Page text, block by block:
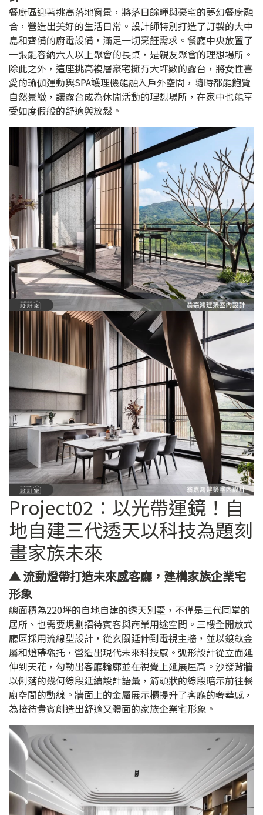
餐廚區迎著挑高落地窗景，將落日餘暉與豪宅的夢幻餐廚融
合，營造出美好的生活日常。設計師特別打造了訂製的大中
島和齊備的廚電設備，滿足一切烹飪需求。餐廳中央放置了
一張能容納六人以上聚會的長桌，是親友聚會的理想場所。
除此之外，這座挑高複層豪宅擁有大坪數的露台，將女性喜
愛的瑜伽運動與SPA護理機能融入戶外空間，隨時都能飽覽
自然景緻，讓露台成為休閒活動的理想場所，在家中也能享
受如度假般的舒適與放鬆。
Project02：以光帶運鏡！自
地自建三代透天以科技為題刻
畫家族未來
▲ 流動燈帶打造未來感客廳，建構家族企業宅
形象
總面積為220坪的自地自建的透天別墅，不僅是三代同堂的
居所、也需要規劃招待賓客與商業用途空間。三樓全開放式
廳區採用流線型設計，從玄關延伸到電視主牆，並以鍍鈦金
屬和燈帶襯托，營造出現代未來科技感。弧形設計從立面延
伸到天花，勾勒出客廳輪廓並在視覺上延展屋高。沙發背牆
以俐落的幾何線段延續設計語彙，箭頭狀的線段暗示前往餐
廚空間的動線。牆面上的金屬展示櫃提升了客廳的奢華感，
為接待貴賓創造出舒適又體面的家族企業宅形象。